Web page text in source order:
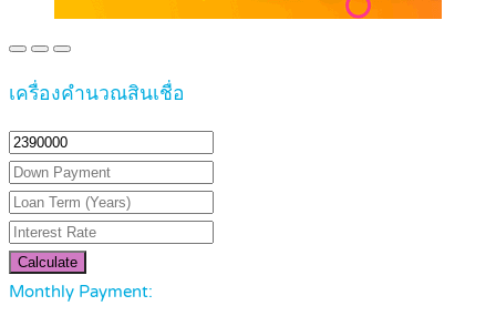
เครื่องคำนวณสินเชื่อ
Calculate
Monthly Payment: